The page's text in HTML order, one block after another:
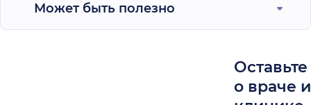
Может быть полезно
о враче